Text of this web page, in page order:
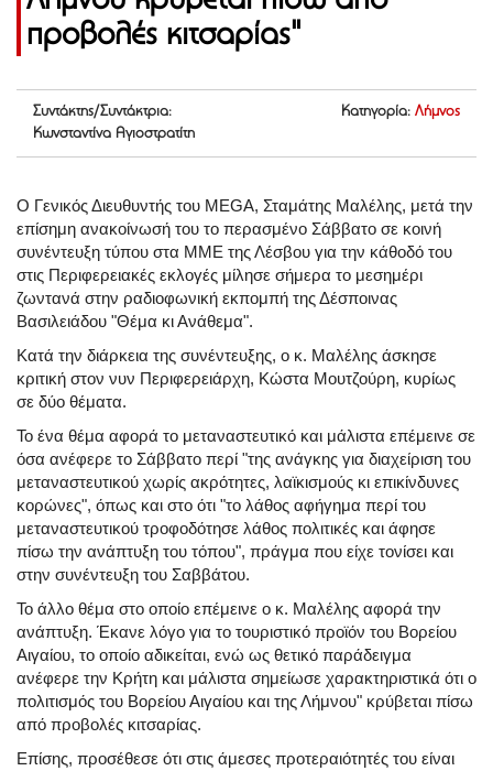
προβολές κιτσαρίας"
Συντάκτης/Συντάκτρια:
Κωνσταντίνα Αγιοστρατίτη
Κατηγορία: Λήμνος
Ο Γενικός Διευθυντής του MEGA, Σταμάτης Μαλέλης, μετά την
επίσημη ανακοίνωσή του το περασμένο Σάββατο σε κοινή
συνέντευξη τύπου στα ΜΜΕ της Λέσβου για την κάθοδό του
στις Περιφερειακές εκλογές μίλησε σήμερα το μεσημέρι
ζωντανά στην ραδιοφωνική εκπομπή της Δέσποινας
Βασιλειάδου "Θέμα κι Ανάθεμα".
Κατά την διάρκεια της συνέντευξης, ο κ. Μαλέλης άσκησε
κριτική στον νυν Περιφερειάρχη, Κώστα Μουτζούρη, κυρίως
σε δύο θέματα.
Το ένα θέμα αφορά το μεταναστευτικό και μάλιστα επέμεινε σε
όσα ανέφερε το Σάββατο περί "της ανάγκης για διαχείριση του
μεταναστευτικού χωρίς ακρότητες, λαϊκισμούς κι επικίνδυνες
κορώνες", όπως και στο ότι "το λάθος αφήγημα περί του
μεταναστευτικού τροφοδότησε λάθος πολιτικές και άφησε
πίσω την ανάπτυξη του τόπου", πράγμα που είχε τονίσει και
στην συνέντευξη του Σαββάτου.
Το άλλο θέμα στο οποίο επέμεινε ο κ. Μαλέλης αφορά την
ανάπτυξη. Έκανε λόγο για το τουριστικό προϊόν του Βορείου
Αιγαίου, το οποίο αδικείται, ενώ ως θετικό παράδειγμα
ανέφερε την Κρήτη και μάλιστα σημείωσε χαρακτηριστικά ότι ο
πολιτισμός του Βορείου Αιγαίου και της Λήμνου" κρύβεται πίσω
από προβολές κιτσαρίας.
Επίσης, προσέθεσε ότι στις άμεσες προτεραιότητές του είναι